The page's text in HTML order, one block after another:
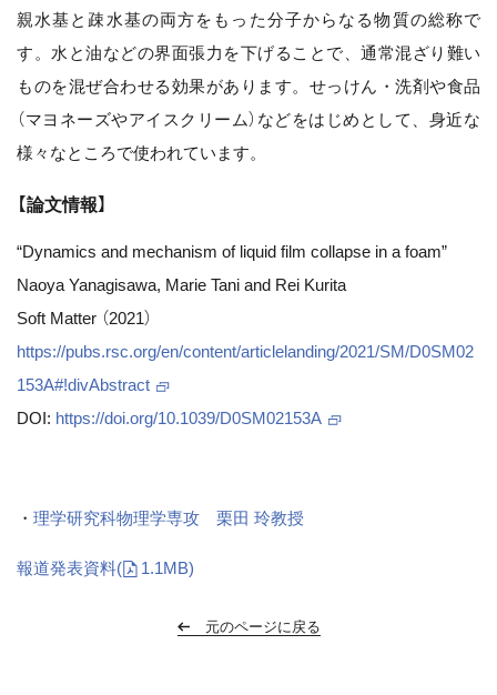
親水基と疎水基の両方をもった分子からなる物質の総称で
す。水と油などの界面張力を下げることで、通常混ざり難い
ものを混ぜ合わせる効果があります。せっけん・洗剤や食品
（マヨネーズやアイスクリーム）などをはじめとして、身近な
様々なところで使われています。
【論文情報】
“Dynamics and mechanism of liquid film collapse in a foam”
Naoya Yanagisawa, Marie Tani and Rei Kurita
Soft Matter （2021）
https://pubs.rsc.org/en/content/articlelanding/2021/SM/D0SM02
153A#!divAbstract
DOI: https://doi.org/10.1039/D0SM02153A
・ 理学研究科物理学専攻 栗田 玲教授
報道発表資料( 1.1MB)
元のページに戻る